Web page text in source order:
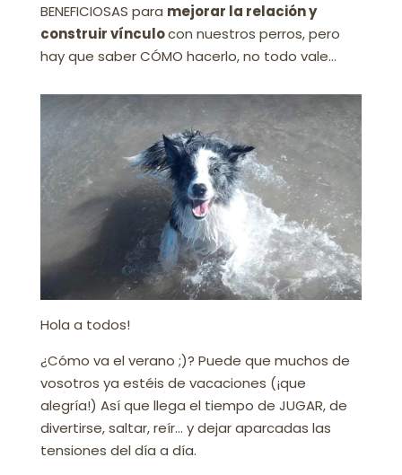
BENEFICIOSAS para mejorar la relación y
construir vínculocon nuestros perros, pero
hay que saber CÓMO hacerlo, no todo vale…
Hola a todos!
¿Cómo va el verano ;)? Puede que muchos de
vosotros ya estéis de vacaciones (¡que
alegría!) Así que llega el tiempo de JUGAR, de
divertirse, saltar, reír… y dejar aparcadas las
tensiones del día a día.